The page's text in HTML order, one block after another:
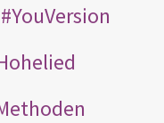
YouVersion